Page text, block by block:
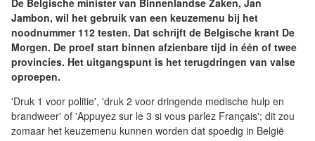
De Belgische minister van Binnenlandse Zaken, Jan
Jambon, wil het gebruik van een keuzemenu bij het
noodnummer 112 testen. Dat schrijft de Belgische krant De
Morgen. De proef start binnen afzienbare tijd in één of twee
provincies. Het uitgangspunt is het terugdringen van valse
oproepen.
'Druk 1 voor politie', 'druk 2 voor dringende medische hulp en
brandweer' of 'Appuyez sur le 3 si vous parlez Français'; dit zou
zomaar het keuzemenu kunnen worden dat spoedig in België